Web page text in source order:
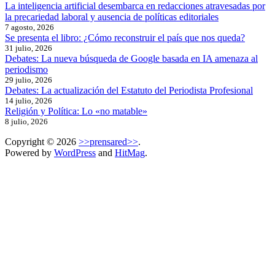
La inteligencia artificial desembarca en redacciones atravesadas por
la precariedad laboral y ausencia de políticas editoriales
7 agosto, 2026
Se presenta el libro: ¿Cómo reconstruir el país que nos queda?
31 julio, 2026
Debates: La nueva búsqueda de Google basada en IA amenaza al
periodismo
29 julio, 2026
Debates: La actualización del Estatuto del Periodista Profesional
14 julio, 2026
Religión y Política: Lo «no matable»
8 julio, 2026
Copyright © 2026 >>prensared>>.
Powered by WordPress and HitMag.